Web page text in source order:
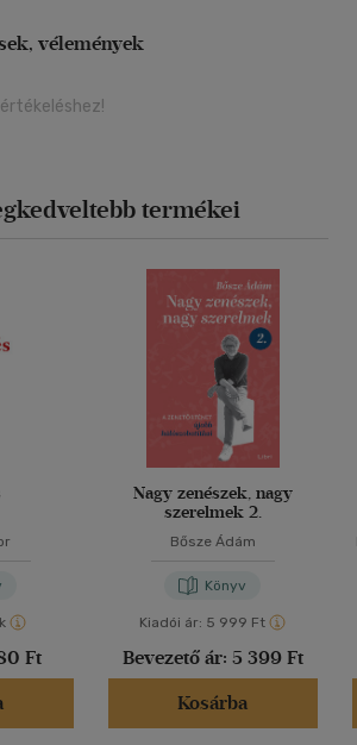
vélemények
termékei
Ft
Nagy zenészek, nagy
szerelmek 2.
Bősze Ádám
Könyv
Kiadói ár: 5 999 Ft
Bevezető ár: 5 399 Ft
Kosárba